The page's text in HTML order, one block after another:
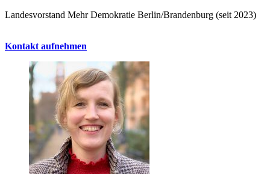
Landesvorstand Mehr Demokratie Berlin/Brandenburg (seit 2023)
Kontakt aufnehmen